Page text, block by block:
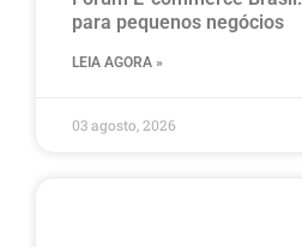
para pequenos negócios
LEIA AGORA »
03 agosto, 2026